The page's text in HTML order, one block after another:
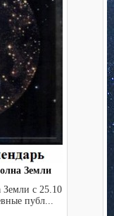
Земли
Земли с 25.10
публ...